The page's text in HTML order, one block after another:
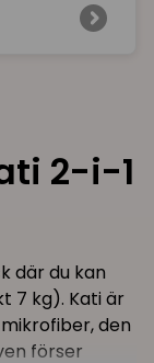
2-i-1
där du kan
7 kg). Kati är
den
förser